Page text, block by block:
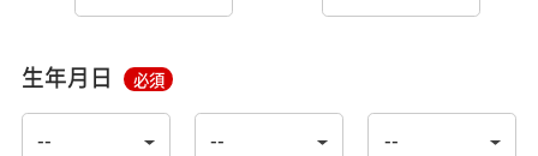
生年月日 必須